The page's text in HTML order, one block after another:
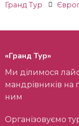
Гранд Тур
«Гранд Тур»
Ми ділимося лайфхаками, досвідом та надихаємо
мандрівників на
ним
Організовуємо туристичні поїздки по всьому